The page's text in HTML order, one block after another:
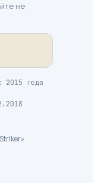
не
2015 года